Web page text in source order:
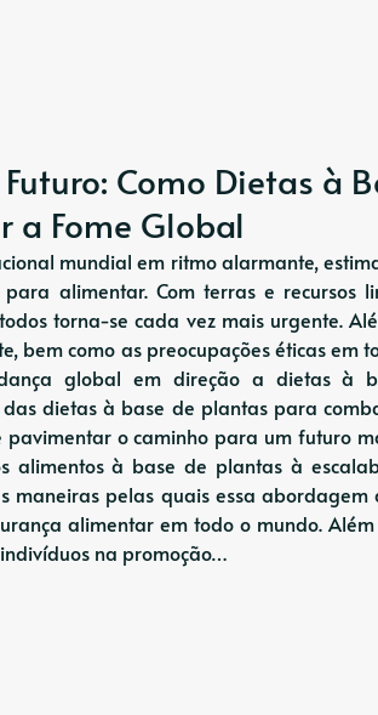
Como Dietas à
a Fome Global
mundial em ritmo alarmante,
alimentar. Com terras e recursos
torna-se cada vez mais urgente.
bem como as preocupações éticas em
global em direção a dietas à
dietas à base de plantas para
o caminho para um futuro
alimentos à base de plantas à
maneiras pelas quais essa
alimentar em todo o mundo.
na promoção…